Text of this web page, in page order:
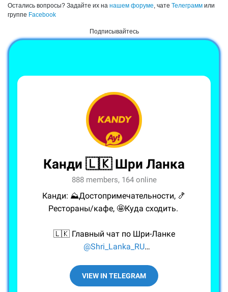
Остались вопросы? Задайте их на нашем форуме, чате Телеграмм или
группе Facebook
Подписывайтесь
Канди 🇱🇰 Шри Ланка
888 members, 164 online
Канди: ⛰Достопримечательности, 🍤
Рестораны/кафе, 🤩Куда сходить.
🇱🇰 Главный чат по Шри-Ланке
@Shri_Lanka_RU
https://t.me/AY_Chaty/8
VIEW IN TELEGRAM